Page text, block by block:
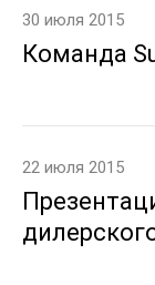
30 июля 2015
Команда
22 июля 2015